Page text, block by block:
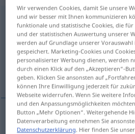
Verlegenheitf <-;-en>
Übersicht aller
(Für mehr Details die Übersetzung
imbarazzo impiccio,
imbarazzom Verlegenheit
Wir verwenden Cookies, damit Sie unsere
und wir besser mit Ihnen kommunizieren
funktionale und statistische Cookies, die
und der statistischen Auswertung unserer
werden auf Grundlage unserer
gespeichert. Marketing-Cookies und
personalisierter Werbung dienen, werden
durch einen Klick auf den „Akzeptieren“-
geben. Klicken Sie ansonsten auf
können Ihre Einwilligung jederzeit für
Webseite widerrufen. Wenn Sie weitere
und den Anpassungsmöglichkeiten
Button „Mehr Optionen“. Weitergehende
Datenverarbeitung entnehmen Sie
Datenschutzerklärung. Hier finden Sie